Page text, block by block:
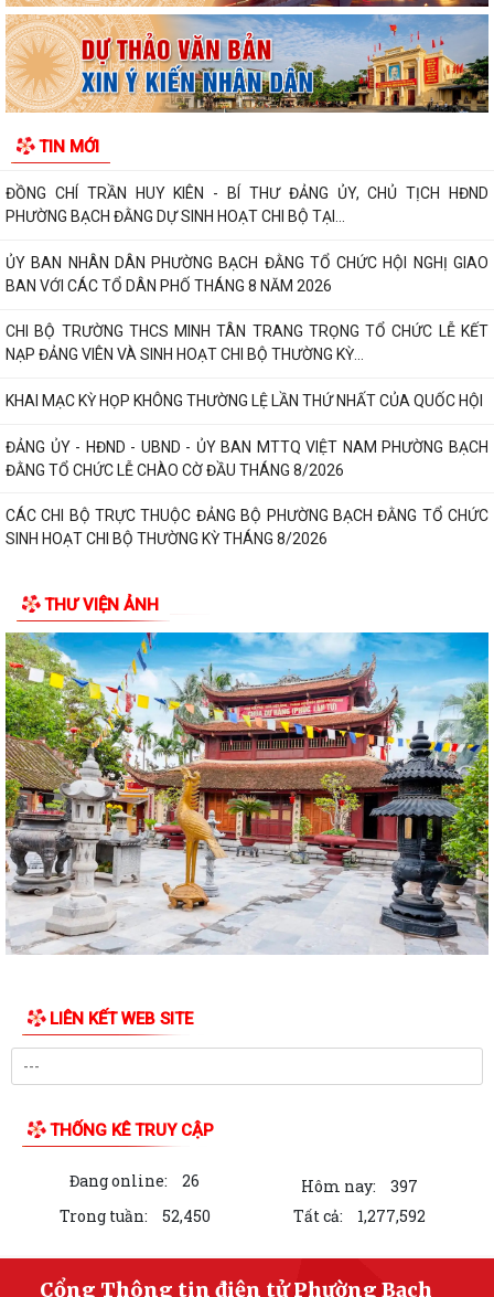
TIN MỚI
THÀNH PHỐ HẢI PHÒNG VỀ TĂNG CƯỜNG CÔNG TÁC...
ĐẢNG ỦY PHƯỜNG BẠCH ĐẰNG HỌP TỔ CÔNG TÁC THỰC HIỆN SỐ
HÓA, TẠO LẬP DỮ LIỆU ĐẢNG VIÊN
ĐẢNG VIÊN VÀ SINH HOẠT CHI BỘ THƯỜNG KỲ...
ĐỒNG CHÍ TRẦN HUY KIÊN - BÍ THƯ ĐẢNG ỦY, CHỦ TỊCH HĐND
PHƯỜNG BẠCH ĐẰNG DỰ SINH HOẠT CHI BỘ TẠI...
ỦY BAN NHÂN DÂN PHƯỜNG BẠCH ĐẰNG TỔ CHỨC HỘI NGHỊ GIAO
BAN VỚI CÁC TỔ DÂN PHỐ THÁNG 8 NĂM 2026
CHI BỘ TRƯỜNG THCS MINH TÂN TRANG TRỌNG TỔ CHỨC LỄ KẾT
NẠP ĐẢNG VIÊN VÀ SINH HOẠT CHI BỘ THƯỜNG KỲ...
KHAI MẠC KỲ HỌP KHÔNG THƯỜNG LỆ LẦN THỨ NHẤT CỦA QUỐC HỘI
ĐẢNG ỦY - HĐND - UBND - ỦY BAN MTTQ VIỆT NAM PHƯỜNG BẠCH
ĐẰNG TỔ CHỨC LỄ CHÀO CỜ ĐẦU THÁNG 8/2026
CÁC CHI BỘ TRỰC THUỘC ĐẢNG BỘ PHƯỜNG BẠCH ĐẰNG TỔ CHỨC
SINH HOẠT CHI BỘ THƯỜNG KỲ THÁNG 8/2026
TRÊN ĐỊA BÀN THÀNH PHỐ HẢI PHÒNG
THÔNG BÁO Về việc đăng ký đội tuyển tham gia Giải Cầu lông Thiếu
niên, Nhi đồng thành phố Hải...
HỘI NGHỊ BỒI DƯỠNG, TẬP HUẤN LÝ LUẬN CHÍNH TRỊ HÈ NĂM 2026
CHO ĐỘI NGŨ CÁN BỘ QUẢN LÝ, GIÁO VIÊN...
PHƯỜNG BẠCH ĐẰNG THAM DỰ HỘI NGHỊ TẬP HUẤN TRIỂN KHAI THỦ
TỤC HÀNH CHÍNH CỦA ĐẢNG TRÊN MÔI TRƯỜNG...
ĐẢNG BỘ PHƯỜNG BẠCH ĐẰNG: TĂNG CƯỜNG CÔNG TÁC KIỂM TRA,
GIÁM SÁT VÀ KỶ LUẬT CỦA ĐẢNG TRONG 6 THÁNG...
ĐẢNG ỦY PHƯỜNG BẠCH ĐẰNG THAM DỰ HỘI NGHỊ TRỰC TUYẾN SƠ
KẾT CÔNG TÁC BÁO CÁO VIÊN THÁNG 7 NĂM 2026
THƯƠNG BINH - LIỆT SĨ (27/7/1947 -...
THÔNG BÁO Về việc niêm yết công khai hồ sơ đề nghị đăng ký đất đai,
HOÀN THÀNH LẮP ĐẶT ĐẢO CỜ TẠI NÚT GIAO THÔNG CẦU BẾN RỪNG
ỨNG CỬ VIÊN ĐẠI BIỂU HĐND PHƯỜNG TIẾP XÚC CỬ TRI ĐƠN VỊ BẦU
CỬ SỐ 2 (MINH ĐỨC)
Thông báo điều chỉnh phân công chủ trì, dự tiếp xúc cử tri vận động
THƯ VIỆN ẢNH
LIÊN KẾT WEB SITE
THỐNG KÊ TRUY CẬP
Đang online: 26 Hôm nay:
397
Trong tuần:
52,450 Tất cả: 1,277,592
Cổng Thông tin điện tử Phường Bạch